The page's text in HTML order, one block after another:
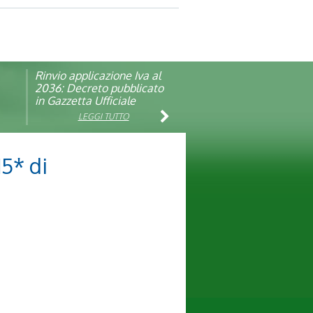
Rinvio applicazione Iva al
2036: Decreto pubblicato
in Gazzetta Ufficiale
LEGGI TUTTO
Visita veterinaria annuale
LEGGI TUTTO
di